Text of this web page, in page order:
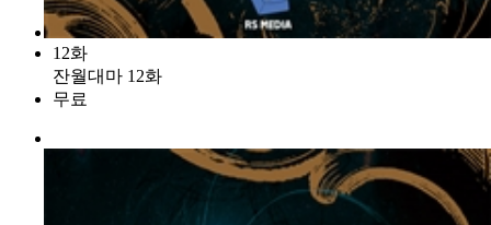
12화
잔월대마 12화
무료